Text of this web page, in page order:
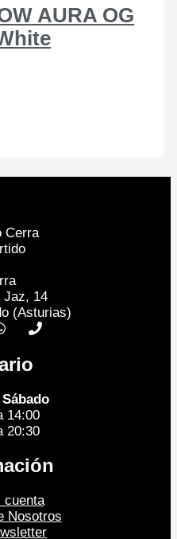
AURA OG
Jaz, 14
(Asturias)
14:00
20:30
cuenta
Nosotros